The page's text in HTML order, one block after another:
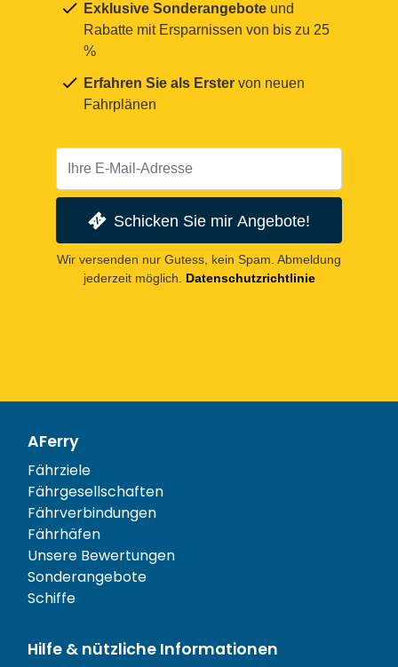
Exklusive Sonderangebote und
Rabatte mit Ersparnissen von bis zu 25
%
Erfahren Sie als Erster von neuen
Fahrplänen
Schicken Sie mir Angebote!
Wir versenden nur Gutess, kein Spam. Abmeldung
jederzeit möglich.
Datenschutzrichtlinie
AFerry
Fährziele
Fährgesellschaften
Fährverbindungen
Fährhäfen
Unsere Bewertungen
Sonderangebote
Schiffe
Hilfe & nützliche Informationen